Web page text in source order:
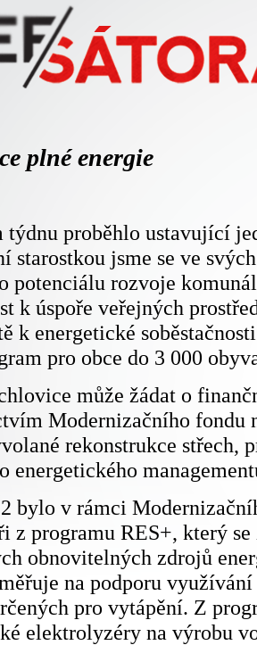
plné energie
proběhlo ustavující
starostkou jsme se ve
potenciálu rozvoje
k úspoře veřejných
k energetické
pro obce do 3 000
může žádat o
Modernizačního fondu
rekonstrukce střech,
energetického
bylo v rámci
z programu RES+, který
obnovitelných zdrojů
na podporu
pro vytápění. Z
elektrolyzéry na výrobu